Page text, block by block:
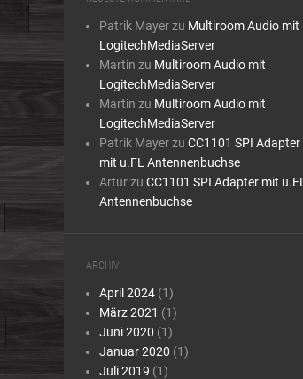
Patrik Mayerzu Multiroom Audio mit
LogitechMediaServer
Martin zu Multiroom Audio mit
LogitechMediaServer
Martin zu Multiroom Audio mit
LogitechMediaServer
Patrik Mayerzu CC1101 SPI Adapter
mit u.FL Antennenbuchse
Arturzu CC1101 SPI Adapter mit u.FL
Antennenbuchse
ARCHIV
April 2024 (1)
März 2021 (1)
Juni 2020 (1)
Januar 2020 (1)
Juli 2019 (1)